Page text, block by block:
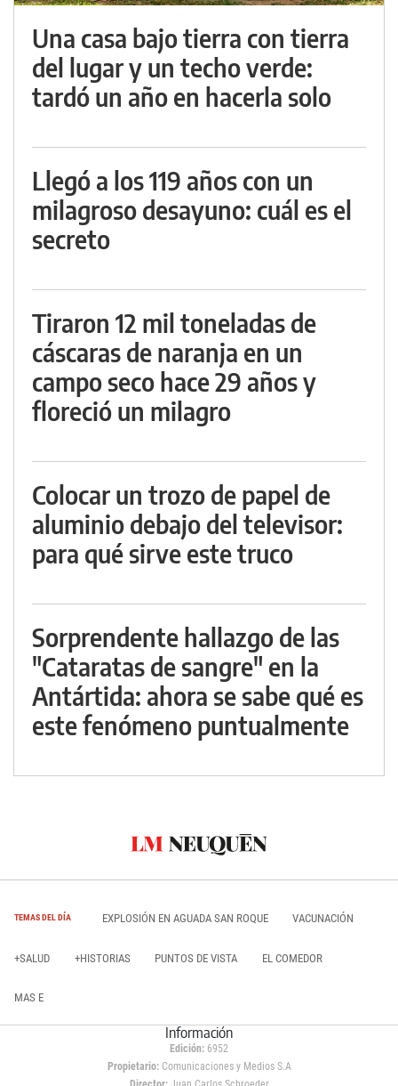
Una casa bajo tierra con tierra
del lugar y un techo verde:
tardó un año en hacerla solo
Llegó a los 119 años con un
milagroso desayuno: cuál es el
secreto
Tiraron 12 mil toneladas de
cáscaras de naranja en un
campo seco hace 29 años y
floreció un milagro
Colocar un trozo de papel de
aluminio debajo del televisor:
para qué sirve este truco
Sorprendente hallazgo de las
"Cataratas de sangre" en la
Antártida: ahora se sabe qué es
este fenómeno puntualmente
TEMAS DEL DÍA EXPLOSIÓN EN AGUADA SAN ROQUE VACUNACIÓN
+SALUD +HISTORIAS PUNTOS DE VISTA EL COMEDOR
MAS E
Información
Edición: 6952
Propietario:Comunicaciones y Medios S.A